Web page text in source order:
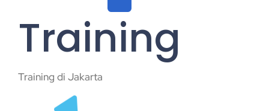
Training
Training di Jakarta